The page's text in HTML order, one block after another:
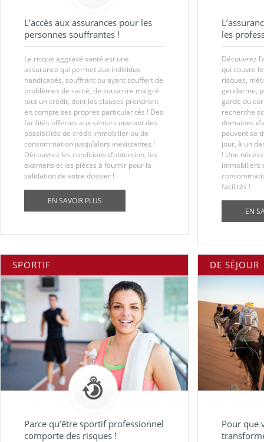
L’accès aux assurances pour les
personnes souffrantes !
Le risque aggravé santé est une
assurance qui permet aux individus
handicapés, souffrant ou ayant souffert de
problèmes de santé, de souscrire malgré
tout un crédit, dont les clauses prendront
en compte ses propres particularités ! Des
facilités offertes aux séniors ouvrant des
possibilités de crédit immobilier ou de
consommation jusqu’alors inexistantes !
Découvrez les conditions d’obtention, les
examens et les pièces à fournir pour la
validation de votre dossier !
EN SAVOIR PLUS
les
Découvrez
qui couvre
risques,
gendarme,
garde du
recherche
domaines
peuvent se
jour, à un
! Une
immobiliers
facilités !
EN
SPORTIF
Parce qu’être sportif professionnel
comporte des risques !
DE SÉJOUR
Pour que